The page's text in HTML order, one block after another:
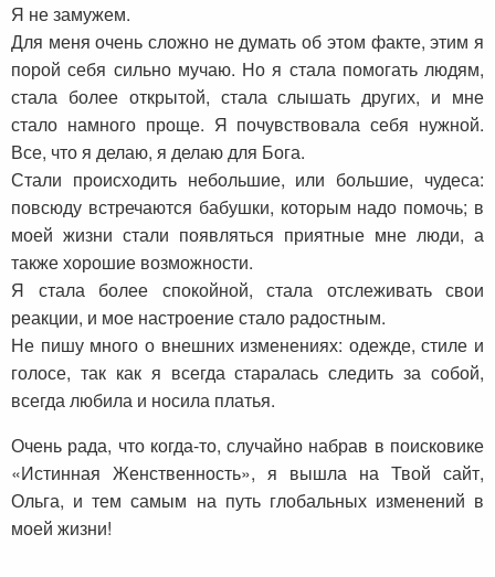
Я не замужем.
Для меня очень сложно не думать об этом факте, этим я
порой себя сильно мучаю. Но я стала помогать людям,
стала более открытой, стала слышать других, и мне
стало намного проще. Я почувствовала себя нужной.
Все, что я делаю, я делаю для Бога.
Стали происходить небольшие, или большие, чудеса:
повсюду встречаются бабушки, которым надо помочь; в
моей жизни стали появляться приятные мне люди, а
также хорошие возможности.
Я стала более спокойной, стала отслеживать свои
реакции, и мое настроение стало радостным.
Не пишу много о внешних изменениях: одежде, стиле и
голосе, так как я всегда старалась следить за собой,
всегда любила и носила платья.
Очень рада, что когда-то, случайно набрав в поисковике
«Истинная Женственность», я вышла на Твой сайт,
Ольга, и тем самым на путь глобальных изменений в
моей жизни!